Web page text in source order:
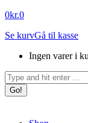
0kr.0
Se kurvGå til kasse
Ingen varer i
Search: